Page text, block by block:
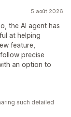
5 août 2026
the AI agent has
at helping
feature,
precise
an option to
such detailed